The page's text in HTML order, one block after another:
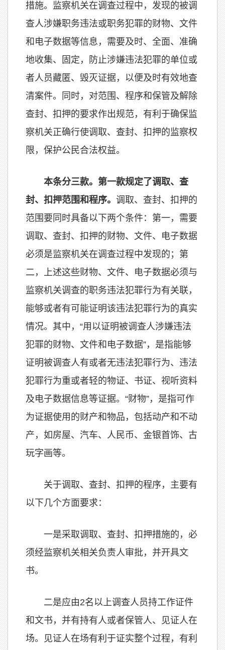
措施。监察机关在调查过程中，发现的被调
查人涉嫌职务违法或职务犯罪的财物、文件
和电子数据等信息，需要及时、全面、准确
地收集、固定，防止涉嫌违法犯罪的单位或
者人员藏匿、毁灭证据，以便及时有效地查
清案件。同时，对范围、程序和保管及解除
查封、扣押的要求作出规范，有利于确保监
察机关正确行使调取、查封、扣押的监察权
限，保护公民合法权益。
本条分三款。第一款规定了调取、查
封、扣押范围和程序。 调取、查封、扣押的
范围要同时具备以下两个条件：第一，需要
调取、查封、扣押的财物、文件、电子数据
必须是监察机关在调查过程中发现的；第
二，上述这些财物、文件、电子数据必须与
监察机关调查的职务违法犯罪行为有关联，
能够或者有可能证明该违法犯罪行为的真实
情况。其中，“用以证明被调查人涉嫌违法
犯罪的财物、文件和电子数据”，是指能够
证明被调查人有或者无违法犯罪行为、违法
犯罪行为重或者轻的物证、书证、视听资料
及电子数据信息等证据。“财物”，是指可作
为证据使用的财产和物品，包括动产和不动
产，如房屋、汽车、人民币、金银首饰、古
玩字画等。
关于调取、查封、扣押的程序，主要有
以下几个方面要求：
一是采取调取、查封、扣押措施的，必
须经监察机关相关负责人审批，并开具文
书。
二是应由2名以上调查人员持工作证件
和文书，并有持有人或者保管人、见证人在
场。见证人在场有利于证实整个过程，有利